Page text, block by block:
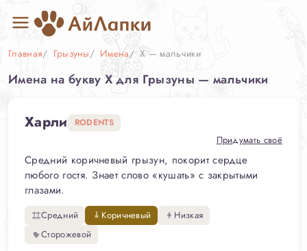
Главная Грызуны Имена Х — мальчики
Имена на букву Х для Грызуны — мальчики
Харли RODENTS
Придумать своё
Средний коричневый грызун, покорит сердце
любого гостя. Знает слово «кушать» с закрытыми
глазами.
Средний Коричневый
Низкая
Сторожевой